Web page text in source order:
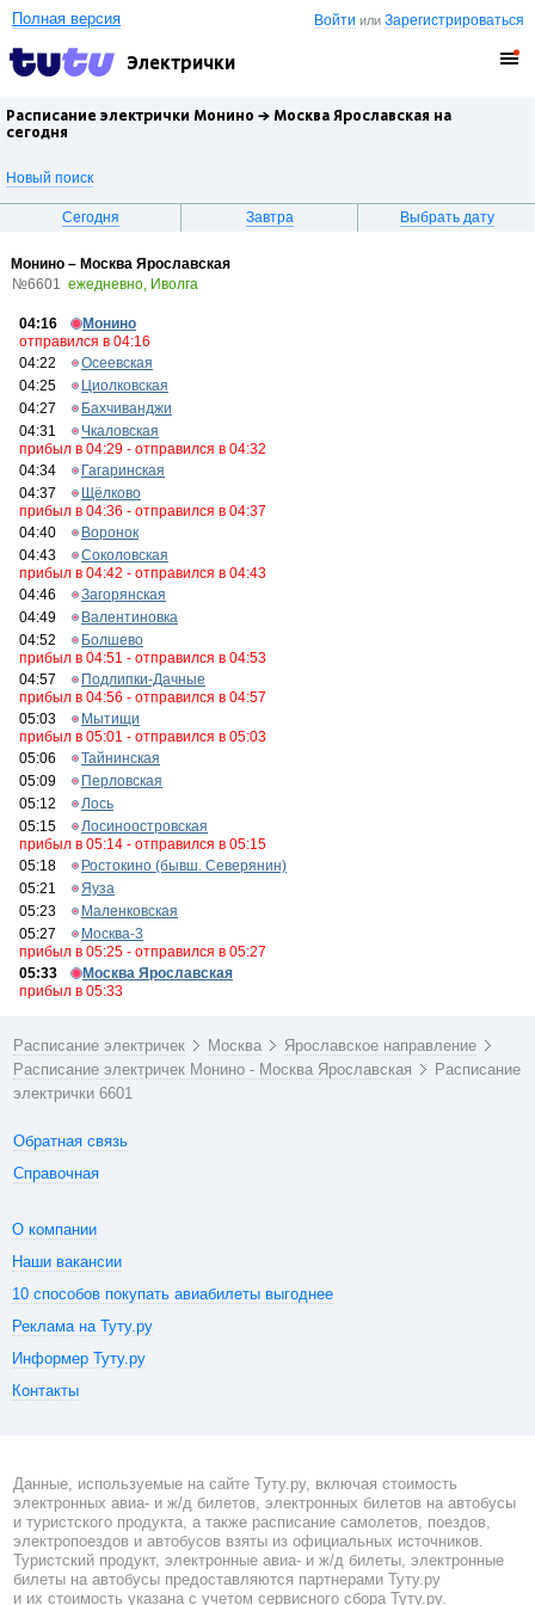
Войти илиЗарегистрироваться
Полная версия
Электрички
Расписание электрички Монино → Москва Ярославская на
сегодня
Новый поиск
Сегодня Завтра Выбрать дату
Монино – Москва Ярославская
№6601 ежедневно, Иволга
04:16
Монино
отправился в 04:16
04:22
Осеевская
04:25
Циолковская
04:27
Бахчиванджи
04:31
Чкаловская
прибыл в 04:29 - отправился в 04:32
04:34
Гагаринская
04:37
Щёлково
прибыл в 04:36 - отправился в 04:37
04:40
Воронок
04:43
Соколовская
прибыл в 04:42 - отправился в 04:43
04:46
Загорянская
04:49
Валентиновка
04:52
Болшево
прибыл в 04:51 - отправился в 04:53
04:57
Подлипки-Дачные
прибыл в 04:56 - отправился в 04:57
05:03
Мытищи
прибыл в 05:01 - отправился в 05:03
05:06
Тайнинская
05:09
Перловская
05:12
Лось
05:15
Лосиноостровская
прибыл в 05:14 - отправился в 05:15
05:18
Ростокино (бывш. Северянин)
05:21
Яуза
05:23
Маленковская
05:27
Москва-3
прибыл в 05:25 - отправился в 05:27
05:33
Москва Ярославская
прибыл в 05:33
Расписание электричек Москва
Ярославское направление
Расписание электричек Монино - Москва Ярославская
Расписание
электрички 6601
Обратная связь
Справочная
О компании
Наши вакансии
10 способов покупать авиабилеты выгоднее
Реклама на Туту.ру
Информер Туту.ру
Контакты
Данные, используемые на сайте Туту.ру, включая стоимость
электронных авиа- и ж/д билетов, электронных билетов на автобусы
и туристского продукта, а также расписание самолетов, поездов,
электропоездов и автобусов взяты из официальных источников.
Туристский продукт, электронные авиа- и ж/д билеты, электронные
билеты на автобусы предоставляются партнерами Туту.ру
и их стоимость указана с учетом сервисного сбора Туту.ру.